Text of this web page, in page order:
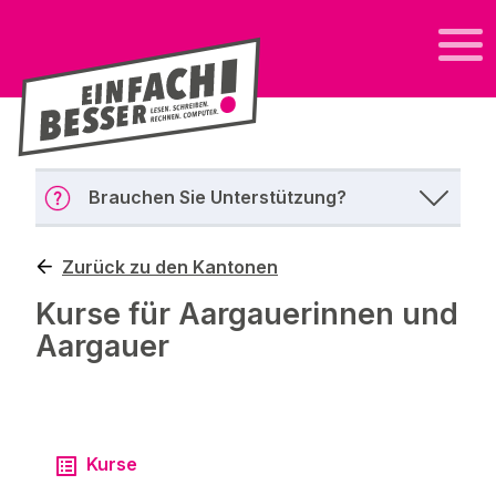
Brauchen Sie Unterstützung?
Zurück zu den Kantonen
Kurse für Aargauerinnen und
Aargauer
Kurse